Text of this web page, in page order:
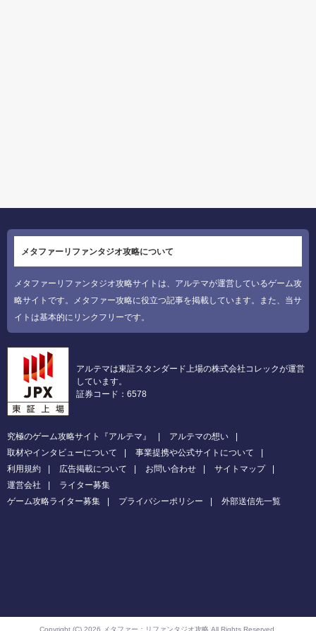
メタファーリファンタジオ攻略について
メタファーリファンタジオ攻略サイトは、アルテマが運営しているゲーム攻
略サイトです。メタファー攻略に役立つ記事を掲載しています。また、当サ
イトは基本的にリンクフリーです。
アルテマは東証スタンダード上場の株式会社コレックが運営
しています。
証券コード：6578
究極のゲーム攻略サイト『アルテマ』
アルテマの想い
取材やインタビューについて
事業提携や公式サイトについて
利用規約
広告掲載について お問い合わせ
サイトマップ
運営会社
ライター募集
ゲーム攻略ライター募集
プライバシーポリシー 外部送信先一覧
Copyright (C) 2026 メタファー：リファンタジオ攻略 All Rights Reserved.